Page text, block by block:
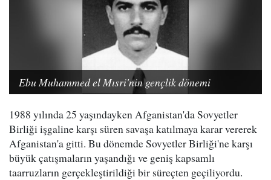
Ebu Muhammed el Mısri'nin gençlik dönemi
1988 yılında 25 yaşındayken Afganistan'da Sovyetler
Birliği işgaline karşı süren savaşa katılmaya karar vererek
Afganistan'a gitti. Bu dönemde Sovyetler Birliği'ne karşı
büyük çatışmaların yaşandığı ve geniş kapsamlı
taarruzların gerçekleştirildiği bir süreçten geçiliyordu.